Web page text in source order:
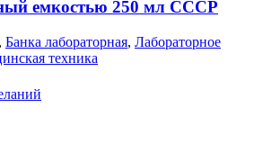
емкостью 250 мл СССР
, Банка лабораторная, Лабораторное
техника